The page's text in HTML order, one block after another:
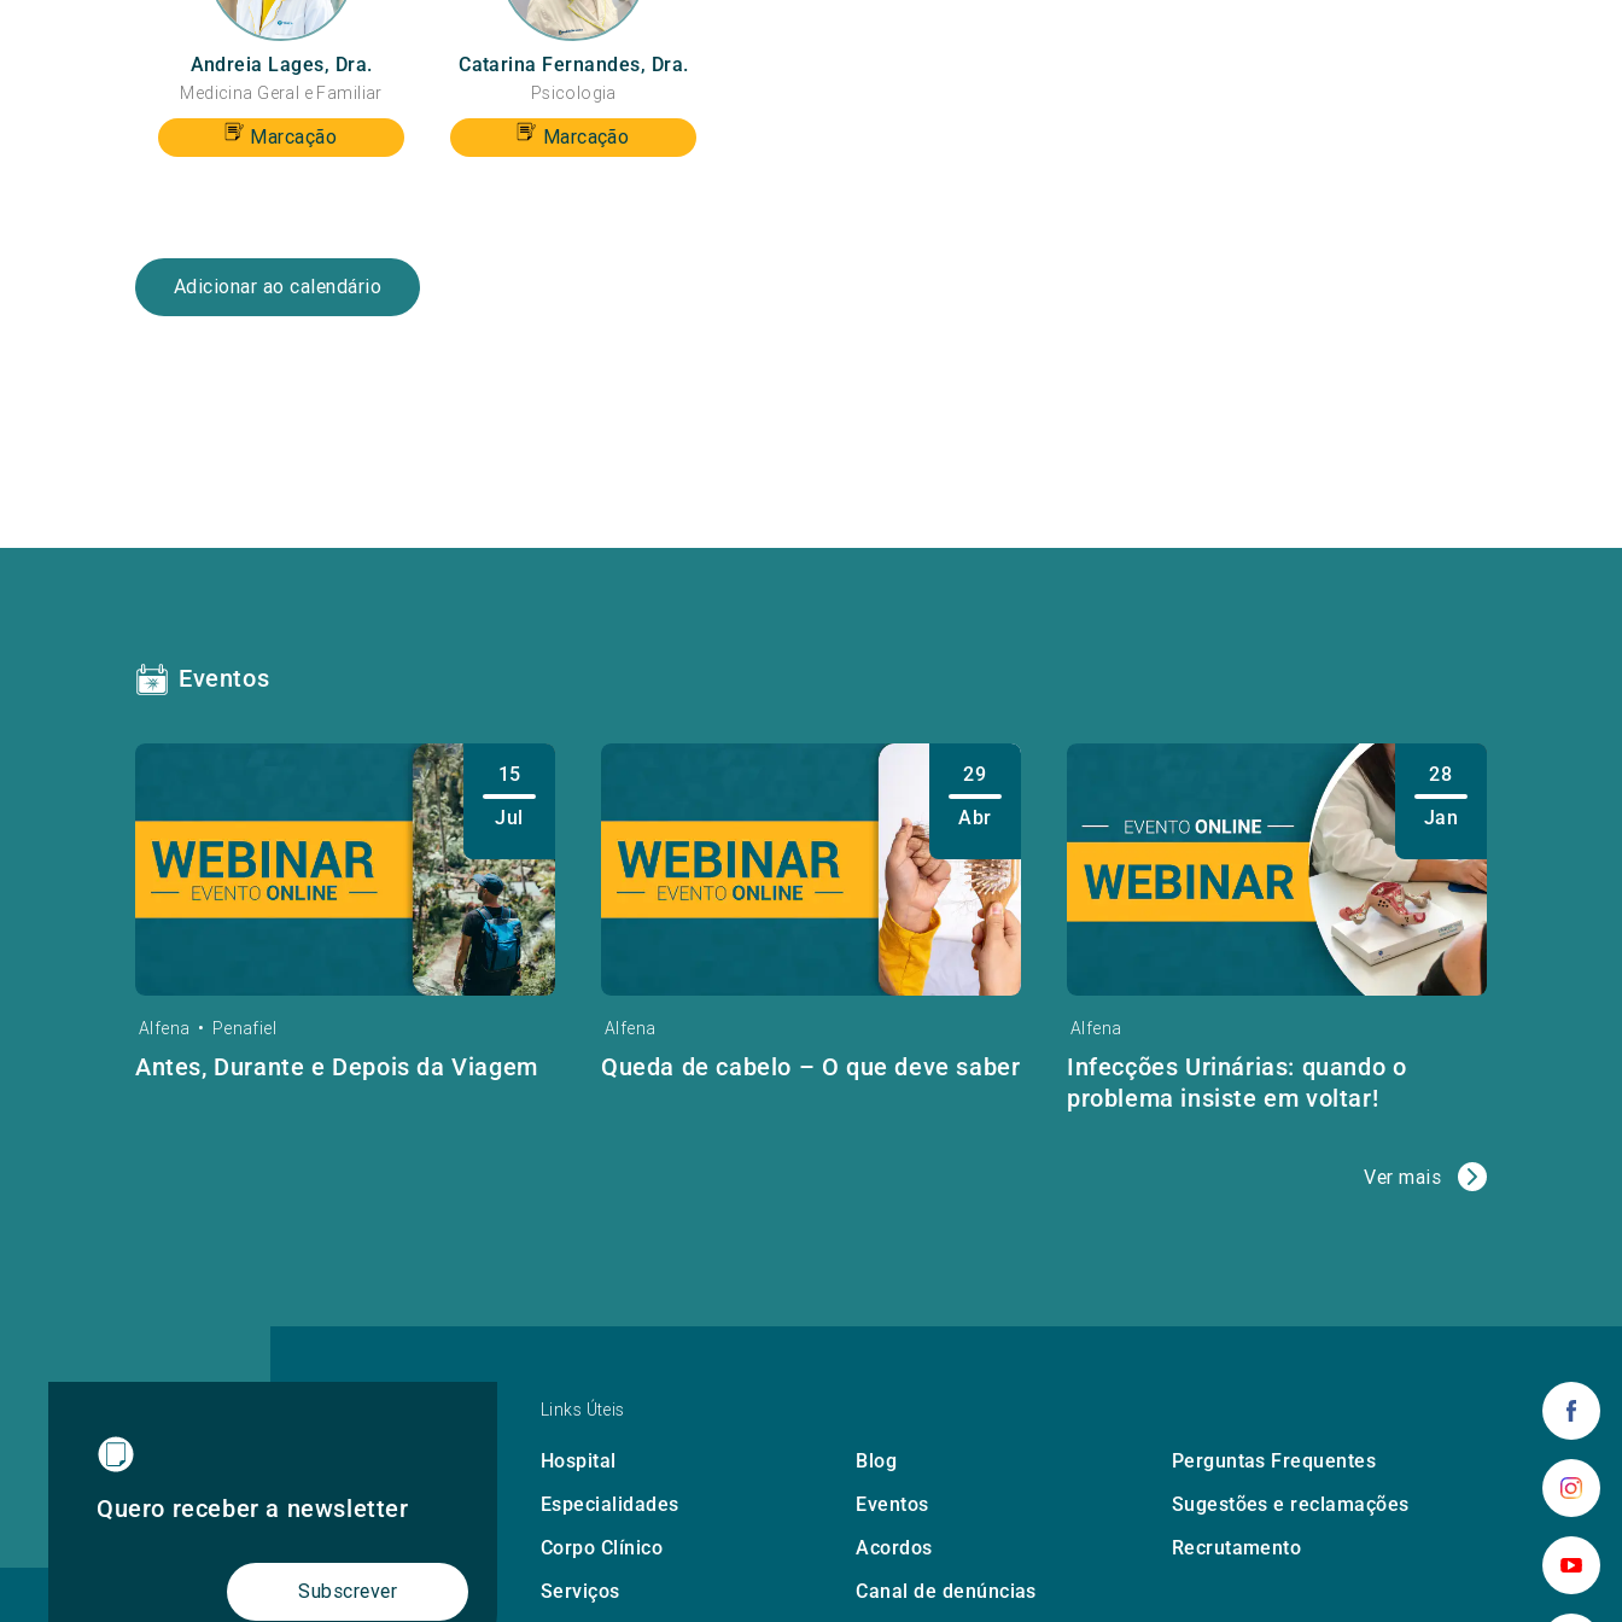
Andreia Lages, Dra.
Medicina Geral e Familiar
Marcação
Catarina Fernandes, Dra.
Psicologia
Marcação
Adicionar ao calendário
Eventos
15
Jul
Alfena • Penafiel
Antes, Durante e Depois da Viagem
29
Abr
Alfena
Queda de cabelo – O que deve saber
28
Jan
Alfena
Infecções Urinárias: quando o
problema insiste em voltar!
Ver mais
Quero receber a newsletter
Subscrever
Links Úteis
Hospital Blog
Perguntas Frequentes
Especialidades
Eventos
Sugestões e reclamações
Corpo Clínico
Acordos
Recrutamento
Serviços
Canal de denúncias